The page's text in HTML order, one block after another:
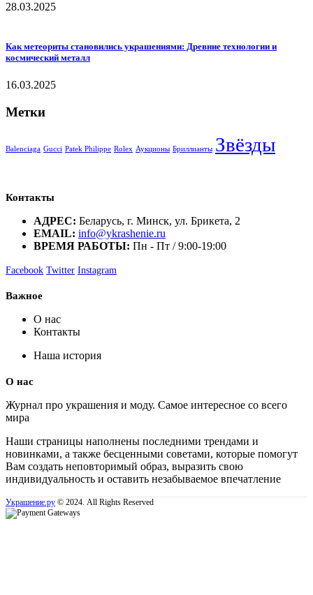
28.03.2025
Как метеориты становились украшениями: Древние технологии и
космический металл
16.03.2025
Метки
Balenciaga Gucci Patek Philippe Rolex Аукционы Бриллианты Звёзды
Контакты
АДРЕС: Беларусь, г. Минск, ул. Брикета, 2
EMAIL: info@ykrashenie.ru
ВРЕМЯ РАБОТЫ: Пн - Пт / 9:00-19:00
Facebook Twitter Instagram
Важное
О нас
Контакты
Наша история
О нас
Журнал про украшения и моду. Самое интересное со всего
мира
Наши страницы наполнены последними трендами и
новинками, а также бесценными советами, которые помогут
Вам создать неповторимый образ, выразить свою
индивидуальность и оставить незабываемое впечатление
Украшение.ру © 2024. All Rights Reserved